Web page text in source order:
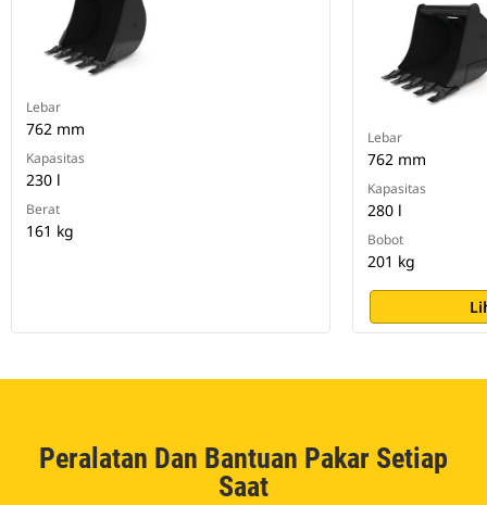
Lebar
762 mm
Kapasitas
230 l
Berat
161 kg
Lebar
762 mm
Kapasitas
280 l
Bobot
201 kg
Peralatan Dan Bantuan Pakar Setiap
Saat